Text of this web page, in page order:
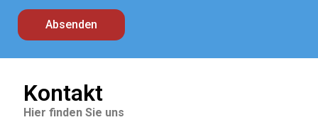
Absenden
Kontakt
Hier finden Sie uns